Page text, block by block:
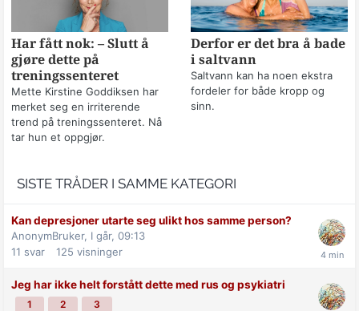
Har fått nok: – Slutt å
gjøre dette på
treningssenteret
Mette Kirstine Goddiksen har
merket seg en irriterende
trend på treningssenteret. Nå
tar hun et oppgjør.
Derfor er det bra å bade
i saltvann
Saltvann kan ha noen ekstra
fordeler for både kropp og
sinn.
SISTE TRÅDER I SAMME KATEGORI
Kan depresjoner utarte seg ulikt hos samme person?
AnonymBruker, I går, 09:13
11 svar 125 visninger
Jeg har ikke helt forstått dette med rus og psykiatri
1 2 3